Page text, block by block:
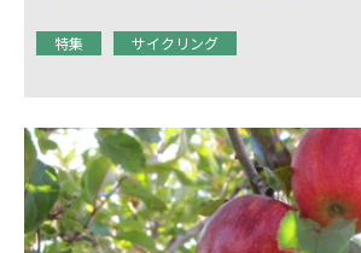
特集 サイクリング